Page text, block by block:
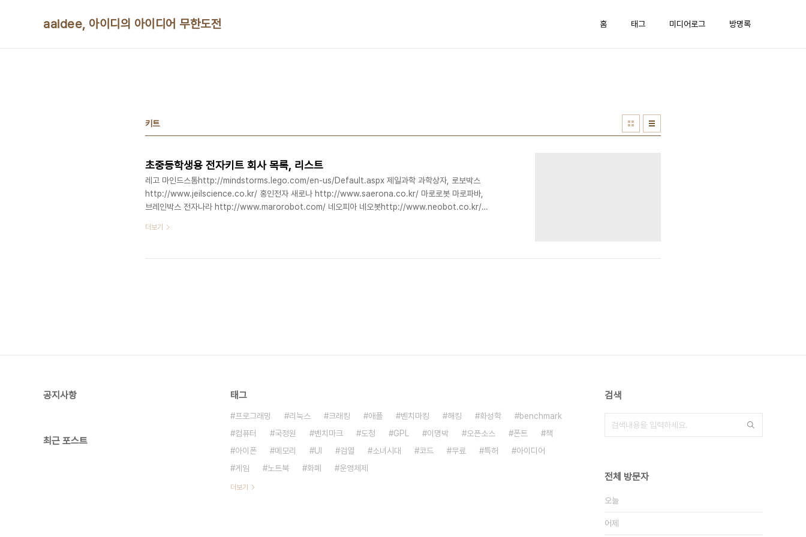
aaidee, 아이디의 아이디어 무한도전 홈 태그 미디어로그 방명록
키트
초중등학생용 전자키트 회사 목록, 리스트
레고 마인드스톰http://mindstorms.lego.com/en-us/Default.aspx 제일과학 과학상자, 로보박스
http://www.jeilscience.co.kr/ 홍인전자 새로나 http://www.saerona.co.kr/ 마로로봇 마로파바,
브레인박스 전자나라 http://www.marorobot.com/ 네오피아 네오봇http://www.neobot.co.kr/
더보기
공지사항
최근 포스트
태그
프로그래밍 리눅스 크래킹 애플 벤치마킹 해킹 화성학
benchmark
컴퓨터
국정원 벤치마크 도청 GPL 이명박 오픈소스 폰트
책
아이폰
메모리 UI 검열 소녀시대 코드 무료 특허
아이디어
게임
노트북 화폐 운영체제
더보기
검색
전체 방문자
오늘
어제